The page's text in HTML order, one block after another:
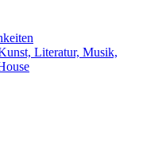
Literatur, Musik,